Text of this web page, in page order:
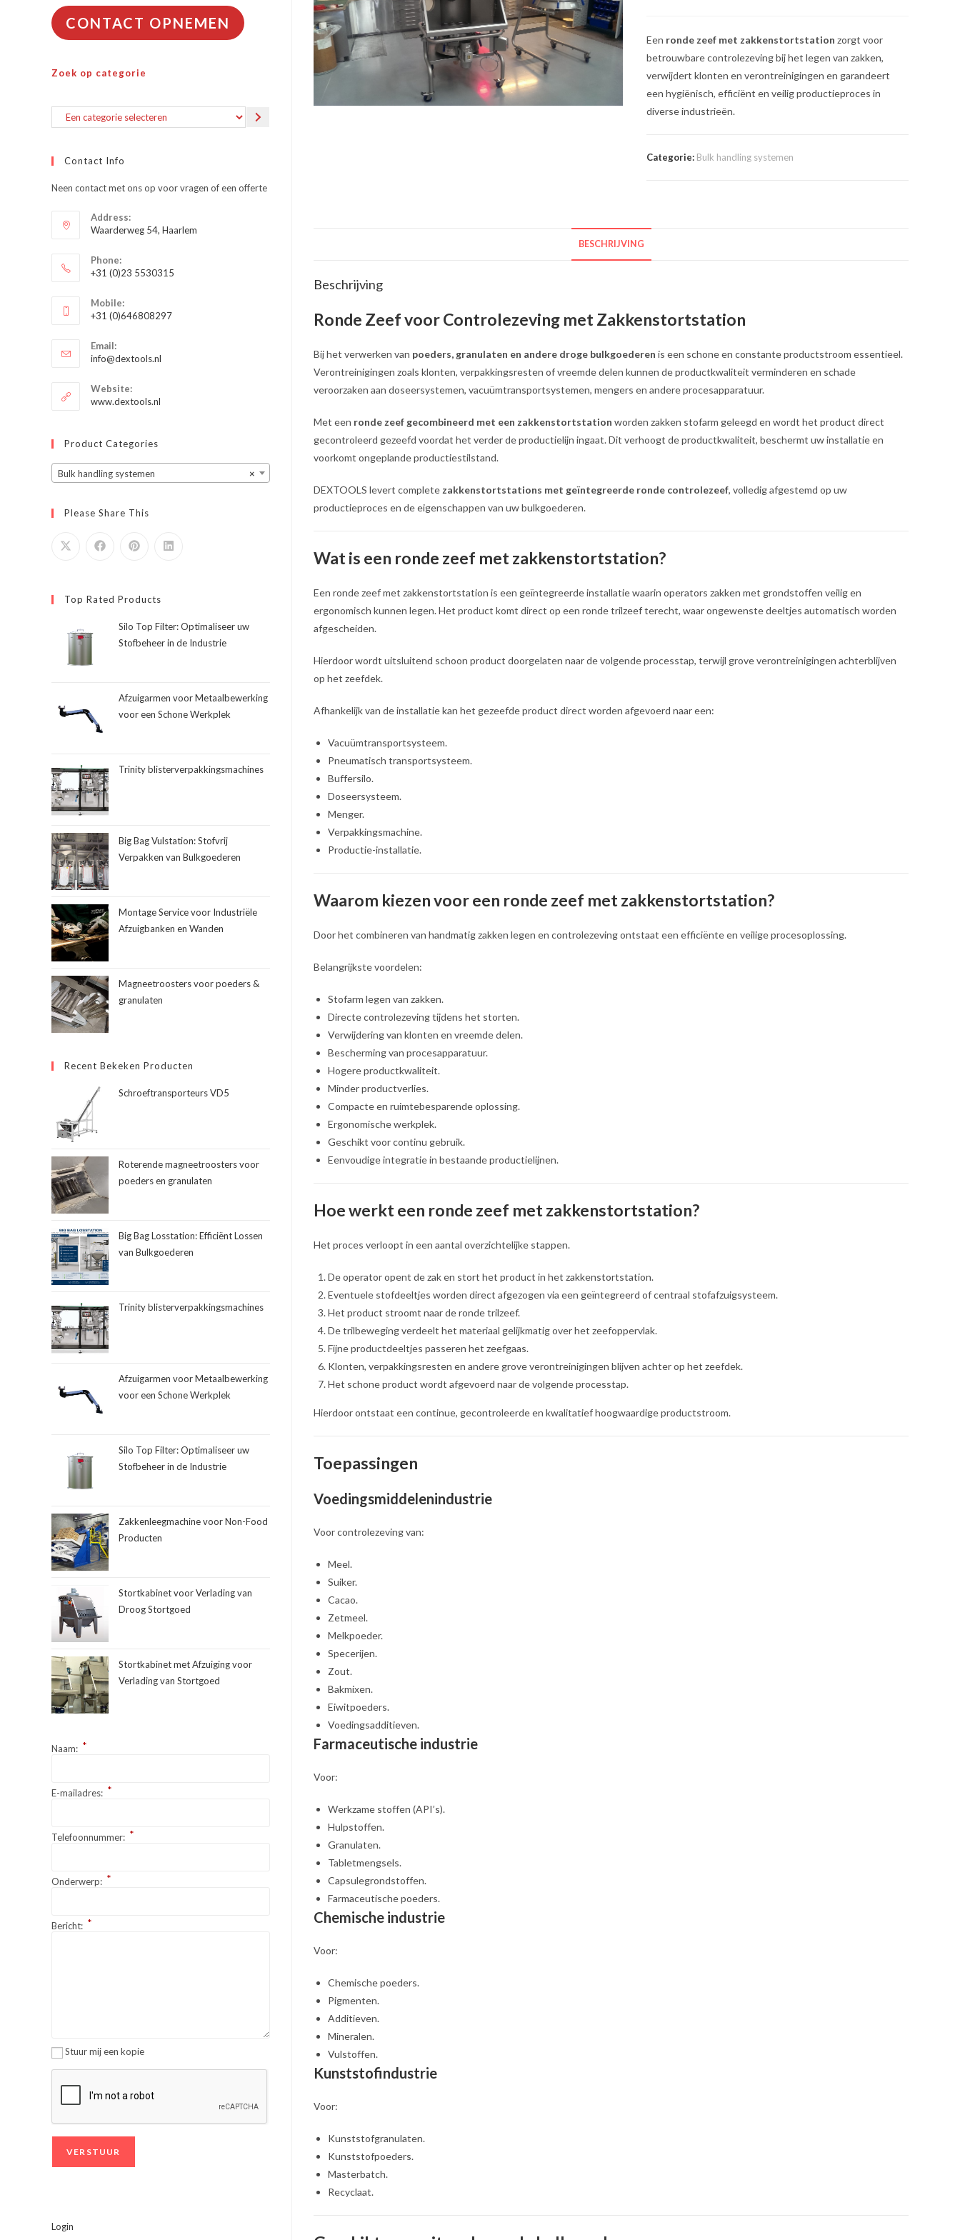
Een ronde zeef met zakkenstortstation zorgt voor
betrouwbare controlezeving bij het legen van zakken,
verwijdert klonten en verontreinigingen en garandeert
een hygiënisch, efficiënt en veilig productieproces in
diverse industrieën.
Categorie: Bulk handling systemen
BESCHRIJVING
Beschrijving
Ronde Zeef voor Controlezeving met Zakkenstortstation
Bij het verwerken van poeders, granulaten en andere droge bulkgoederen is een schone en constante productstroom essentieel.
Verontreinigingen zoals klonten, verpakkingsresten of vreemde delen kunnen de productkwaliteit verminderen en schade
veroorzaken aan doseersystemen, vacuümtransportsystemen, mengers en andere procesapparatuur.
Met een ronde zeef gecombineerd met een zakkenstortstation worden zakken stofarm geleegd en wordt het product direct
gecontroleerd gezeefd voordat het verder de productielijn ingaat. Dit verhoogt de productkwaliteit, beschermt uw installatie en
voorkomt ongeplande productiestilstand.
DEXTOOLS levert completezakkenstortstations met geïntegreerde ronde controlezeef, volledig afgestemd op uw
productieproces en de eigenschappen van uw bulkgoederen.
Wat is een ronde zeef met zakkenstortstation?
Een ronde zeef met zakkenstortstation is een geïntegreerde installatie waarin operators zakken met grondstoffen veilig en
ergonomisch kunnen legen. Het product komt direct op een ronde trilzeef terecht, waar ongewenste deeltjes automatisch worden
afgescheiden.
Hierdoor wordt uitsluitend schoon product doorgelaten naar de volgende processtap, terwijl grove verontreinigingen achterblijven
op het zeefdek.
Afhankelijk van de installatie kan het gezeefde product direct worden afgevoerd naar een:
Vacuümtransportsysteem.
Pneumatisch transportsysteem.
Buffersilo.
Doseersysteem.
Menger.
Verpakkingsmachine.
Productie-installatie.
Waarom kiezen voor een ronde zeef met zakkenstortstation?
Door het combineren van handmatig zakken legen en controlezeving ontstaat een efficiënte en veilige procesoplossing.
Belangrijkste voordelen:
Stofarm legen van zakken.
Directe controlezeving tijdens het storten.
Verwijdering van klonten en vreemde delen.
Bescherming van procesapparatuur.
Hogere productkwaliteit.
Minder productverlies.
Compacte en ruimtebesparende oplossing.
Ergonomische werkplek.
Geschikt voor continu gebruik.
Eenvoudige integratie in bestaande productielijnen.
Hoe werkt een ronde zeef met zakkenstortstation?
Het proces verloopt in een aantal overzichtelijke stappen.
De operator opent de zak en stort het product in het zakkenstortstation.
Eventuele stofdeeltjes worden direct afgezogen via een geïntegreerd of centraal stofafzuigsysteem.
Het product stroomt naar de ronde trilzeef.
De trilbeweging verdeelt het materiaal gelijkmatig over het zeefoppervlak.
Fijne productdeeltjes passeren het zeefgaas.
Klonten, verpakkingsresten en andere grove verontreinigingen blijven achter op het zeefdek.
Het schone product wordt afgevoerd naar de volgende processtap.
Hierdoor ontstaat een continue, gecontroleerde en kwalitatief hoogwaardige productstroom.
Toepassingen
Voedingsmiddelenindustrie
Voor controlezeving van:
Meel.
Suiker.
Cacao.
Zetmeel.
Melkpoeder.
Specerijen.
Zout.
Bakmixen.
Eiwitpoeders.
Voedingsadditieven.
Farmaceutische industrie
Voor:
Werkzame stoffen (API’s).
Hulpstoffen.
Granulaten.
Tabletmengsels.
Capsulegrondstoffen.
Farmaceutische poeders.
Chemische industrie
Voor:
Chemische poeders.
Pigmenten.
Additieven.
Mineralen.
Vulstoffen.
Kunststofindustrie
Voor:
Kunststofgranulaten.
Kunststofpoeders.
Masterbatch.
Recyclaat.
CONTACT OPNEMEN
Zoek op categorie
Een
Contact Info
Neen contact met ons op voor vragen of een offerte
Address:
Waarderweg 54, Haarlem
Phone:
+31 (0)23 5530315
in
je
toepassing
Mobile:
+31 (0)646808297
in
je
toepassing
Email:
info@dextools.nl
Website:
www.dextools.nl
Product Categories
×
Bulk handling systemen
Please Share This
Top Rated Products
Silo Top Filter: Optimaliseer uw
Stofbeheer in de Industrie
Afzuigarmen voor Metaalbewerking
voor een Schone Werkplek
Trinity blisterverpakkingsmachines
Big Bag Vulstation: Stofvrij
Verpakken van Bulkgoederen
Montage Service voor Industriële
Afzuigbanken en Wanden
Magneetroosters voor poeders &
granulaten
Recent Bekeken Producten
Schroeftransporteurs VD5
Roterende magneetroosters voor
poeders en granulaten
Big Bag Losstation: Efficiënt Lossen
van Bulkgoederen
Trinity blisterverpakkingsmachines
Afzuigarmen voor Metaalbewerking
voor een Schone Werkplek
Silo Top Filter: Optimaliseer uw
Stofbeheer in de Industrie
Zakkenleegmachine voor Non-Food
Producten
Stortkabinet voor Verlading van
Droog Stortgoed
Stortkabinet met Afzuiging voor
Verlading van Stortgoed
Naam: *
E-mailadres: *
Telefoonnummer: *
Onderwerp: *
Bericht: *
Stuur mij een kopie
Login